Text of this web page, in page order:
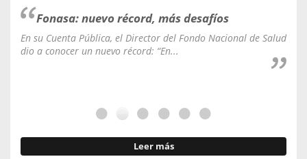
Fonasa: nuevo récord, más desafíos
En su Cuenta Pública, el Director del Fondo Nacional de Salud
dio a conocer un nuevo récord: “En...
Leer más